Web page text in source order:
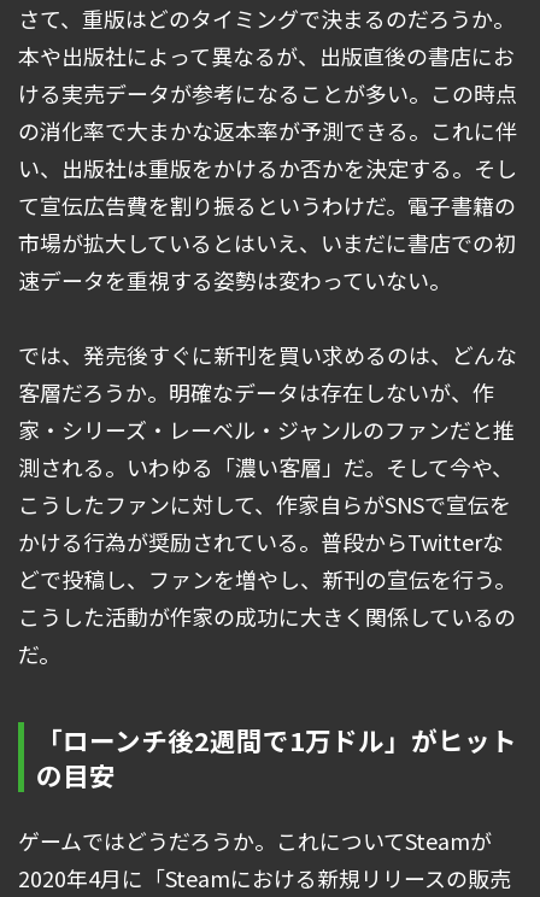
さて、重版はどのタイミングで決まるのだろうか。
本や出版社によって異なるが、出版直後の書店にお
ける実売データが参考になることが多い。この時点
の消化率で大まかな返本率が予測できる。これに伴
い、出版社は重版をかけるか否かを決定する。そし
て宣伝広告費を割り振るというわけだ。電子書籍の
市場が拡大しているとはいえ、いまだに書店での初
速データを重視する姿勢は変わっていない。
では、発売後すぐに新刊を買い求めるのは、どんな
客層だろうか。明確なデータは存在しないが、作
家・シリーズ・レーベル・ジャンルのファンだと推
測される。いわゆる「濃い客層」だ。そして今や、
こうしたファンに対して、作家自らがSNSで宣伝を
かける行為が奨励されている。普段からTwitterな
どで投稿し、ファンを増やし、新刊の宣伝を行う。
こうした活動が作家の成功に大きく関係しているの
だ。
「ローンチ後2週間で1万ドル」がヒット
の目安
ゲームではどうだろうか。これについてSteamが
2020年4月に「Steamにおける新規リリースの販売